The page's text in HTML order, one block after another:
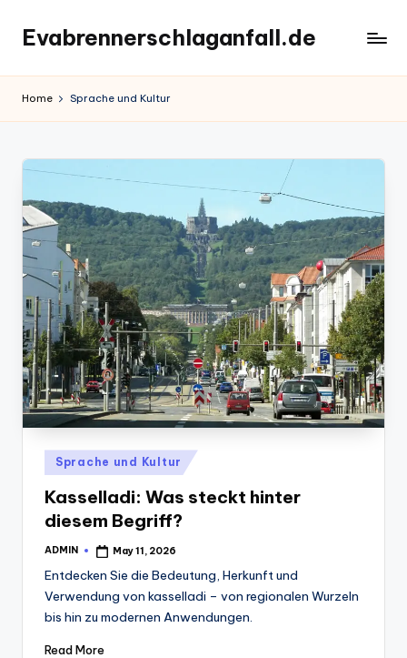
content
Evabrennerschlaganfall.de
Home Sprache und Kultur
Posted
in
Sprache und Kultur
Kasselladi: Was steckt hinter
diesem Begriff?
Posted
ADMIN May 11, 2026
Entdecken Sie die Bedeutung, Herkunft und
Verwendung von kasselladi – von regionalen Wurzeln
bis hin zu modernen Anwendungen.
Read More